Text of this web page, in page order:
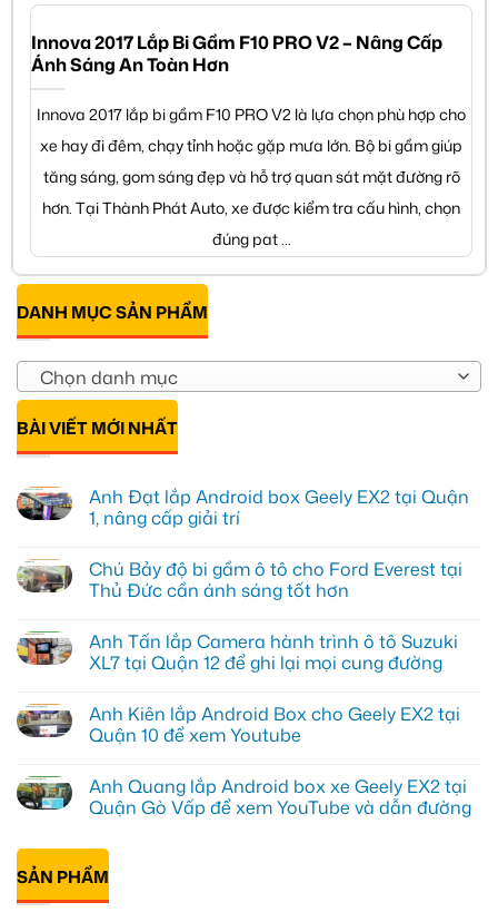
Innova 2017 Lắp Bi Gầm F10 PRO V2 – Nâng Cấp
Ánh Sáng An Toàn Hơn
Innova 2017 lắp bi gầm F10 PRO V2 là lựa chọn phù hợp cho
xe hay đi đêm, chạy tỉnh hoặc gặp mưa lớn. Bộ bi gầm giúp
tăng sáng, gom sáng đẹp và hỗ trợ quan sát mặt đường rõ
hơn. Tại Thành Phát Auto, xe được kiểm tra cấu hình, chọn
đúng pat ...
DANH MỤC SẢN PHẨM
Chọn danh mục
BÀI VIẾT MỚI NHẤT
Anh Đạt lắp Android box Geely EX2 tại Quận
1, nâng cấp giải trí
bình
luận
ở
lắp
Android
box
tại
Quận
1,
giải
trí
Chú Bảy độ bi gầm ô tô cho Ford Everest tại
Thủ Đức cần ánh sáng tốt hơn
bình
luận
ở
độ
bi
gầm
cho
Ford
Everest
Đức
cần
ánh
sáng
Anh Tấn lắp Camera hành trình ô tô Suzuki
XL7 tại Quận 12 để ghi lại mọi cung đường
bình
luận
ở
lắp
Camera
hành
Suzuki
XL7
tại
Anh Kiên lắp Android Box cho Geely EX2 tại
Quận 10 để xem Youtube
bình
luận
ở
Android
Box
cho
Anh Quang lắp Android box xe Geely EX2 tại
Quận Gò Vấp để xem YouTube và dẫn đường
có
luận
ở
Anh
SẢN PHẨM